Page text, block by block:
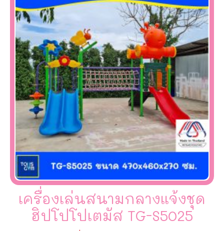
เครื่องเล่นสนามกลางแจ้งชุด
ฮิปโปโปเตมัส TG-S5025